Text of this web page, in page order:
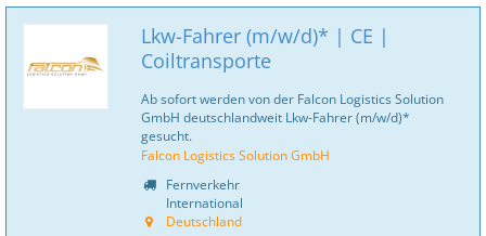
Lkw-Fahrer (m/w/d)* | CE |
Coiltransporte
Ab sofort werden von der Falcon Logistics Solution
GmbH deutschlandweit Lkw-Fahrer (m/w/d)*
gesucht.
Falcon Logistics Solution GmbH
Fernverkehr
International
Deutschland